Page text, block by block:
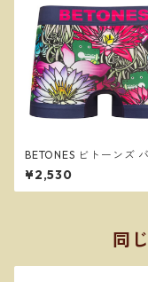
BETONES ビトーンズ
ワニ園３NAVY メンズ
サイズ ボクサーパンツ
ポスで送料無料※
¥2,530
同